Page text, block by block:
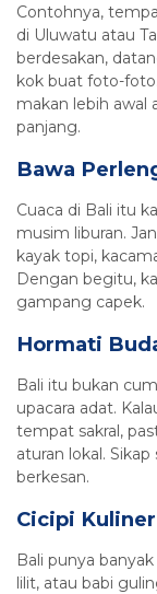
Contohnya,
di Uluwatu atau
berdesakan,
kok buat foto-
makan lebih awal
panjang.
Bawa
Cuaca di Bali itu
musim liburan.
kayak topi,
Dengan begitu,
gampang capek.
Hormati
Bali itu bukan
upacara adat.
tempat sakral,
aturan lokal.
berkesan.
Cicipi
Bali punya
lilit, atau babi